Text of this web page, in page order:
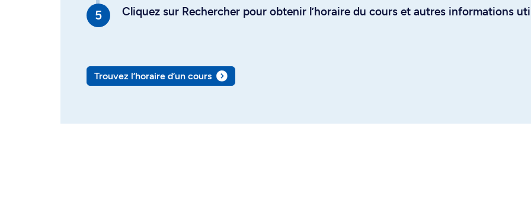
Cliquez sur Rechercher pour obtenir l’horaire du cours et autres informations
Trouvez l’horaire d’un cours